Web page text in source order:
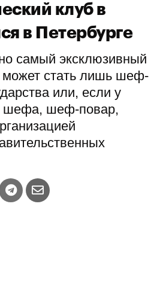
клуб в
в Петербурге
самый эксклюзивный
может стать лишь шеф-
или, если у
шефа, шеф-повар,